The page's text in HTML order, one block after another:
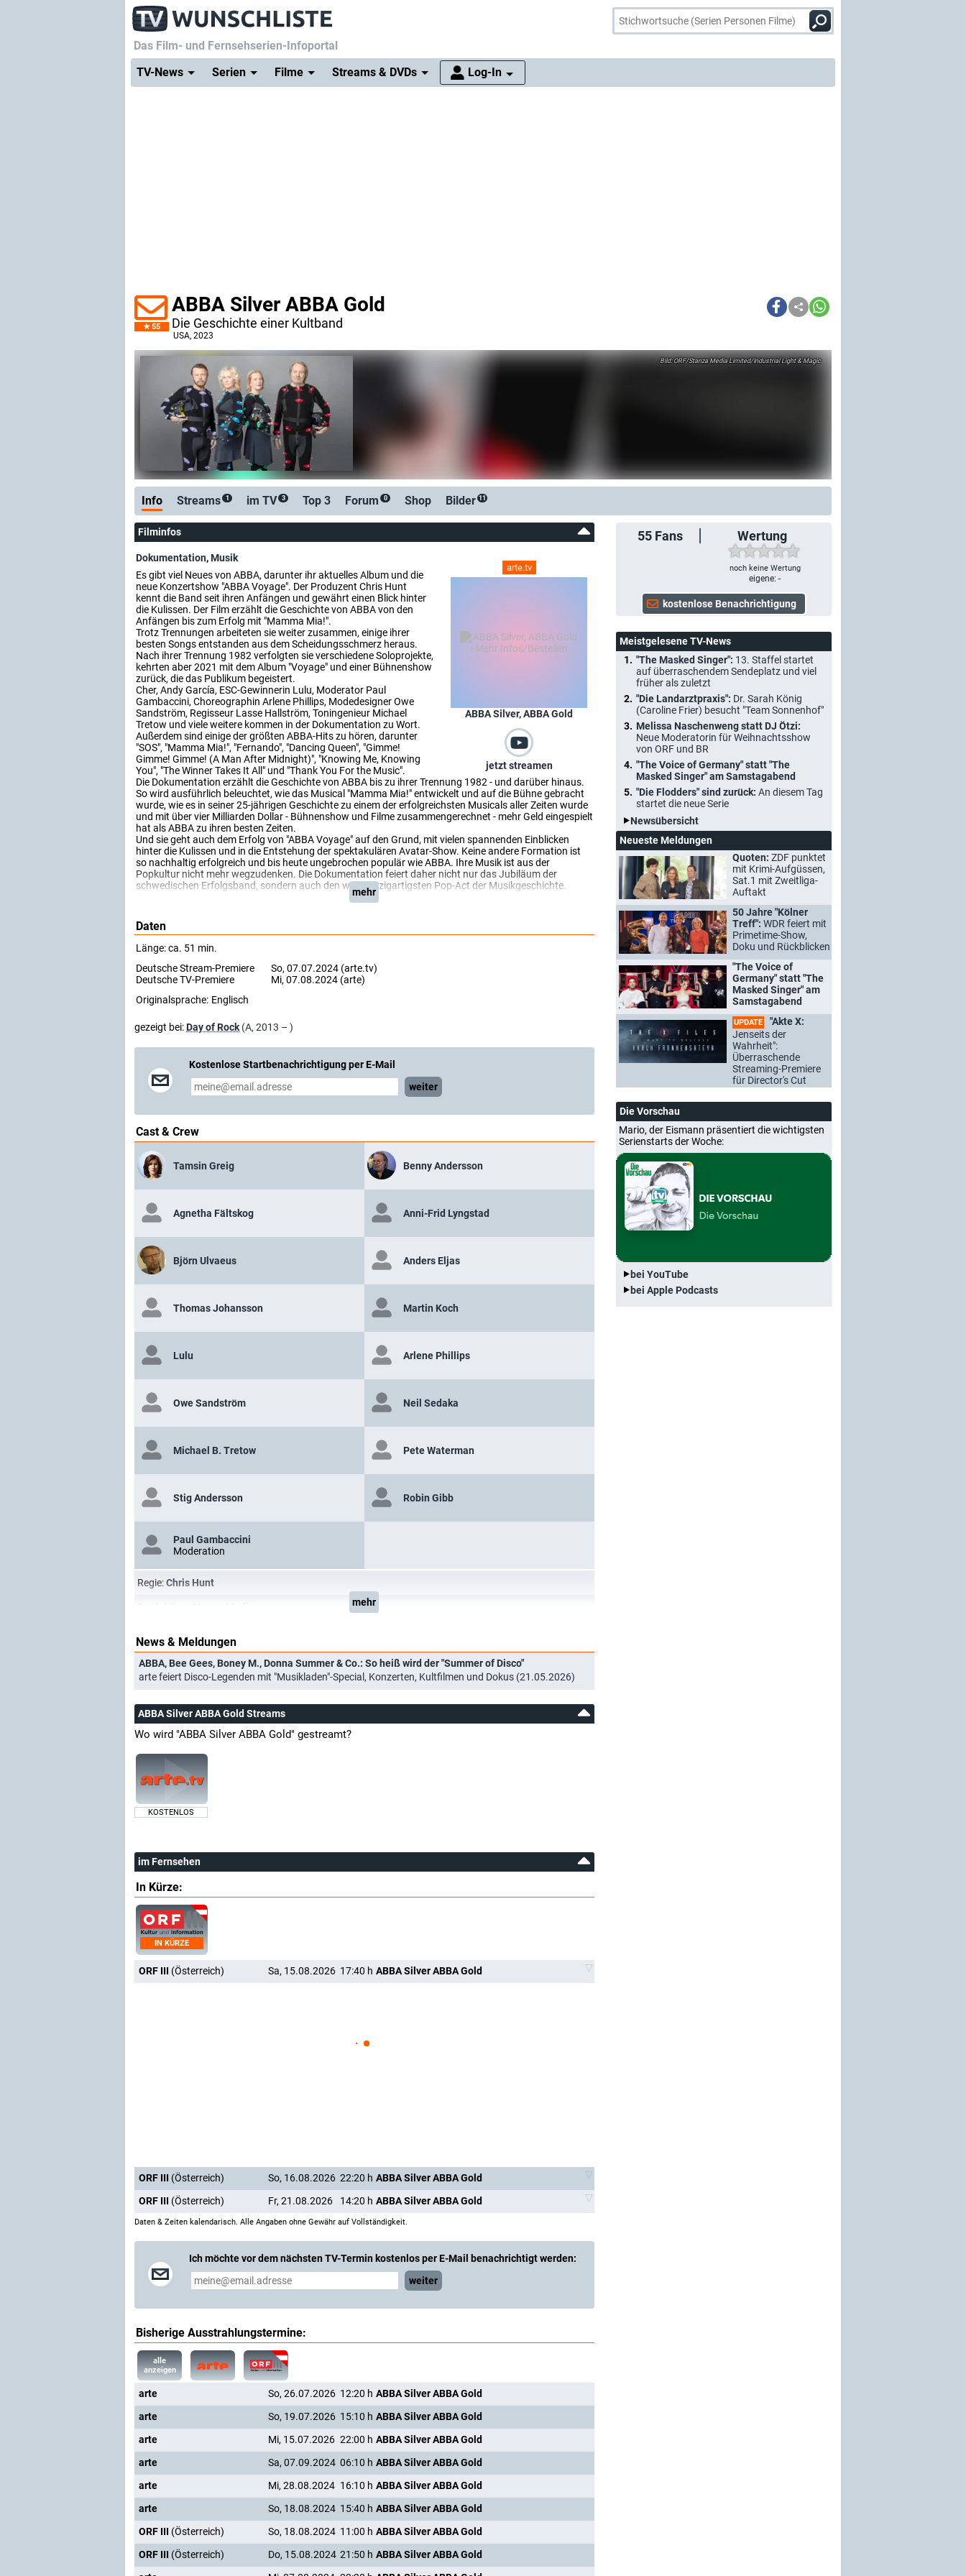
Das Film- und Fernsehserien-Infoportal
TV-News
Serien Filme Streams & DVDs Log-In
55
ABBA Silver ABBA Gold
Die Geschichte einer Kultband
USA, 2023
ORF/Stanza Media Limited/Industrial Light & Magic
Info Streams 1 im TV 3 Top 3 Forum 0 Shop Bilder 11
55 Fans Wertung
noch keine Wertung
eigene: -
Filminfos
arte.tv
ABBA Silver, ABBA Gold
jetzt streamen
Dokumentation,Musik
Es gibt viel Neues von ABBA, darunter ihr aktuelles Album und die
neue Konzertshow "ABBA Voyage". Der Produzent Chris Hunt
kennt die Band seit ihren Anfängen und gewährt einen Blick hinter
die Kulissen. Der Film erzählt die Geschichte von ABBA von den
Anfängen bis zum Erfolg mit "Mamma Mia!".
Trotz Trennungen arbeiteten sie weiter zusammen, einige ihrer
besten Songs entstanden aus dem Scheidungsschmerz heraus.
Nach ihrer Trennung 1982 verfolgten sie verschiedene Soloprojekte,
kehrten aber 2021 mit dem Album "Voyage" und einer Bühnenshow
zurück, die das Publikum begeistert.
Cher, Andy García, ESC-Gewinnerin Lulu, Moderator Paul
Gambaccini, Choreographin Arlene Phillips, Modedesigner Owe
Sandström, Regisseur Lasse Hallström, Toningenieur Michael
Tretow und viele weitere kommen in der Dokumentation zu Wort.
Außerdem sind einige der größten ABBA-Hits zu hören, darunter
"SOS", "Mamma Mia!", "Fernando", "Dancing Queen", "Gimme!
Gimme! Gimme! (A Man After Midnight)", "Knowing Me, Knowing
You", "The Winner Takes It All" und "Thank You For the Music".
Die Dokumentation erzählt die Geschichte von ABBA bis zu ihrer Trennung 1982 - und darüber hinaus.
So wird ausführlich beleuchtet, wie das Musical "Mamma Mia!" entwickelt und auf die Bühne gebracht
wurde, wie es in seiner 25-jährigen Geschichte zu einem der erfolgreichsten Musicals aller Zeiten wurde
und mit über vier Milliarden Dollar - Bühnenshow und Filme zusammengerechnet - mehr Geld eingespielt
hat als ABBA zu ihren besten Zeiten.
Und sie geht auch dem Erfolg von "ABBA Voyage" auf den Grund, mit vielen spannenden Einblicken
hinter die Kulissen und in die Entstehung der spektakulären Avatar-Show. Keine andere Formation ist
so nachhaltig erfolgreich und bis heute ungebrochen populär wie ABBA. Ihre Musik ist aus der
Popkultur nicht mehr wegzudenken. Die Dokumentation feiert daher nicht nur das Jubiläum der
schwedischen Erfolgsband, sondern auch den wohl einzigartigsten Pop-Act der Musikgeschichte.
mehr
Daten
Länge: ca. 51 min.
Deutsche Stream-Premiere
So, 07.07.2024 (arte.tv)
Deutsche TV-Premiere
Mi, 07.08.2024 (arte)
Originalsprache: Englisch
gezeigt bei:Day of Rock (A, 2013 – )
Kostenlose Startbenachrichtigung per E-Mail
weiter
Cast & Crew
Tamsin Greig Benny Andersson
Agnetha Fältskog Anni-Frid Lyngstad
Björn Ulvaeus Anders Eljas
Thomas Johansson Martin Koch
Lulu Arlene Phillips
Owe Sandström Neil Sedaka
Michael B. Tretow Pete Waterman
Stig Andersson Robin Gibb
Paul Gambaccini
Moderation
Regie:Chris Hunt
mehr
News & Meldungen
ABBA, Bee Gees, Boney M., Donna Summer & Co.: So heiß wird der "Summer of Disco"
arte feiert Disco-Legenden mit "Musikladen"-Special, Konzerten, Kultfilmen und Dokus (21.05.2026)
ABBA Silver ABBA Gold Streams
Wo wird "ABBA Silver ABBA Gold" gestreamt?
KOSTENLOS
im Fernsehen
In Kürze:
IN KÜRZE
ORF III (Österreich) Sa, 15.08.2026 17:40 h ABBA Silver ABBA Gold
ORF III (Österreich) So, 16.08.2026 22:20 h ABBA Silver ABBA Gold
ORF III (Österreich) Fr, 21.08.2026 14:20 h ABBA Silver ABBA Gold
Daten & Zeiten kalendarisch. Alle Angaben ohne Gewähr auf Vollständigkeit.
Ich möchte vor dem nächsten TV-Termin kostenlos per E-Mail benachrichtigt werden:
weiter
Bisherige Ausstrahlungstermine:
alle
anzeigen
arte So, 26.07.2026 12:20 h ABBA Silver ABBA Gold
arte
So, 19.07.2026 15:10 h ABBA Silver ABBA Gold
arte
Mi, 15.07.2026 22:00 h ABBA Silver ABBA Gold
arte
Sa, 07.09.2024 06:10 h ABBA Silver ABBA Gold
arte
Mi, 28.08.2024 16:10 h ABBA Silver ABBA Gold
arte
So, 18.08.2024 15:40 h ABBA Silver ABBA Gold
ORF III (Österreich) So, 18.08.2024 11:00 h ABBA Silver ABBA Gold
ORF III (Österreich) Do, 15.08.2024 21:50 h ABBA Silver ABBA Gold
Meistgelesene TV-News
"The Masked Singer": 13. Staffel startet
auf überraschendem Sendeplatz und viel
früher als zuletzt
"Die Landarztpraxis": Dr. Sarah König
(Caroline Frier) besucht "Team Sonnenhof"
Melissa Naschenweng statt DJ Ötzi:
Neue Moderatorin für Weihnachtsshow
von ORF und BR
"The Voice of Germany" statt "The
Masked Singer" am Samstagabend
"Die Flodders" sind zurück: An diesem Tag
startet die neue Serie
Newsübersicht
Neueste Meldungen
Quoten: ZDF punktet
mit Krimi-Aufgüssen,
Sat.1 mit Zweitliga-
Auftakt
50 Jahre "Kölner
Treff": WDR feiert mit
Primetime-Show,
Doku und Rückblicken
"The Voice of
Germany" statt "The
Masked Singer" am
Samstagabend
UPDATE
"Akte X:
Jenseits der
Wahrheit":
Überraschende
Streaming-Premiere
für Director's Cut
Die Vorschau
Mario, der Eismann präsentiert die wichtigsten
Serienstarts der Woche:
bei YouTube
bei Apple Podcasts